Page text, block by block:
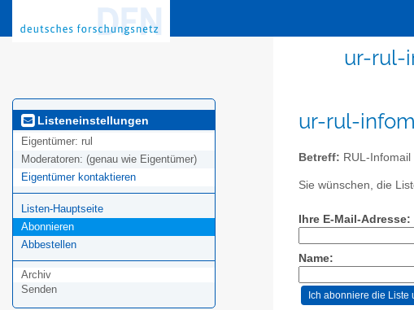
ur-rul-
Listeneinstellungen
Eigentümer: rul
Moderatoren: (genau wie Eigentümer)
Eigentümer kontaktieren
Listen-Hauptseite
Abonnieren
Abbestellen
Archiv
Senden
ur-rul-
Betreff: RUL-
Sie wünschen, die
Ihre E-Mail-Adresse:
Name: